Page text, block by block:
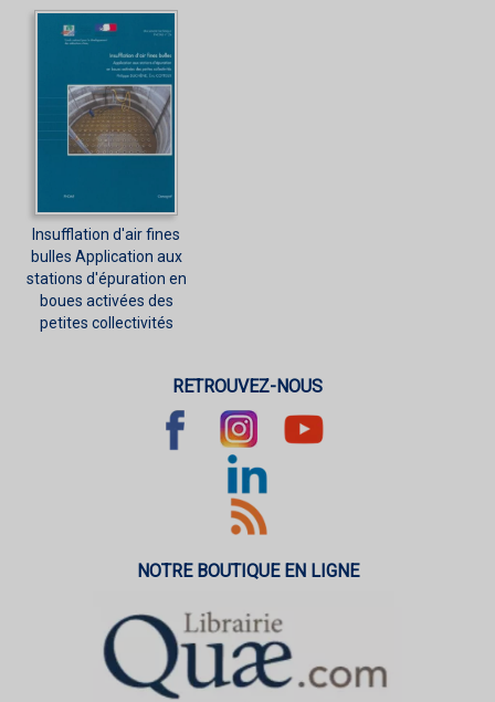
Insufflation d'air fines
bulles Application aux
stations d'épuration en
boues activées des
petites collectivités
RETROUVEZ-NOUS
NOTRE BOUTIQUE EN LIGNE